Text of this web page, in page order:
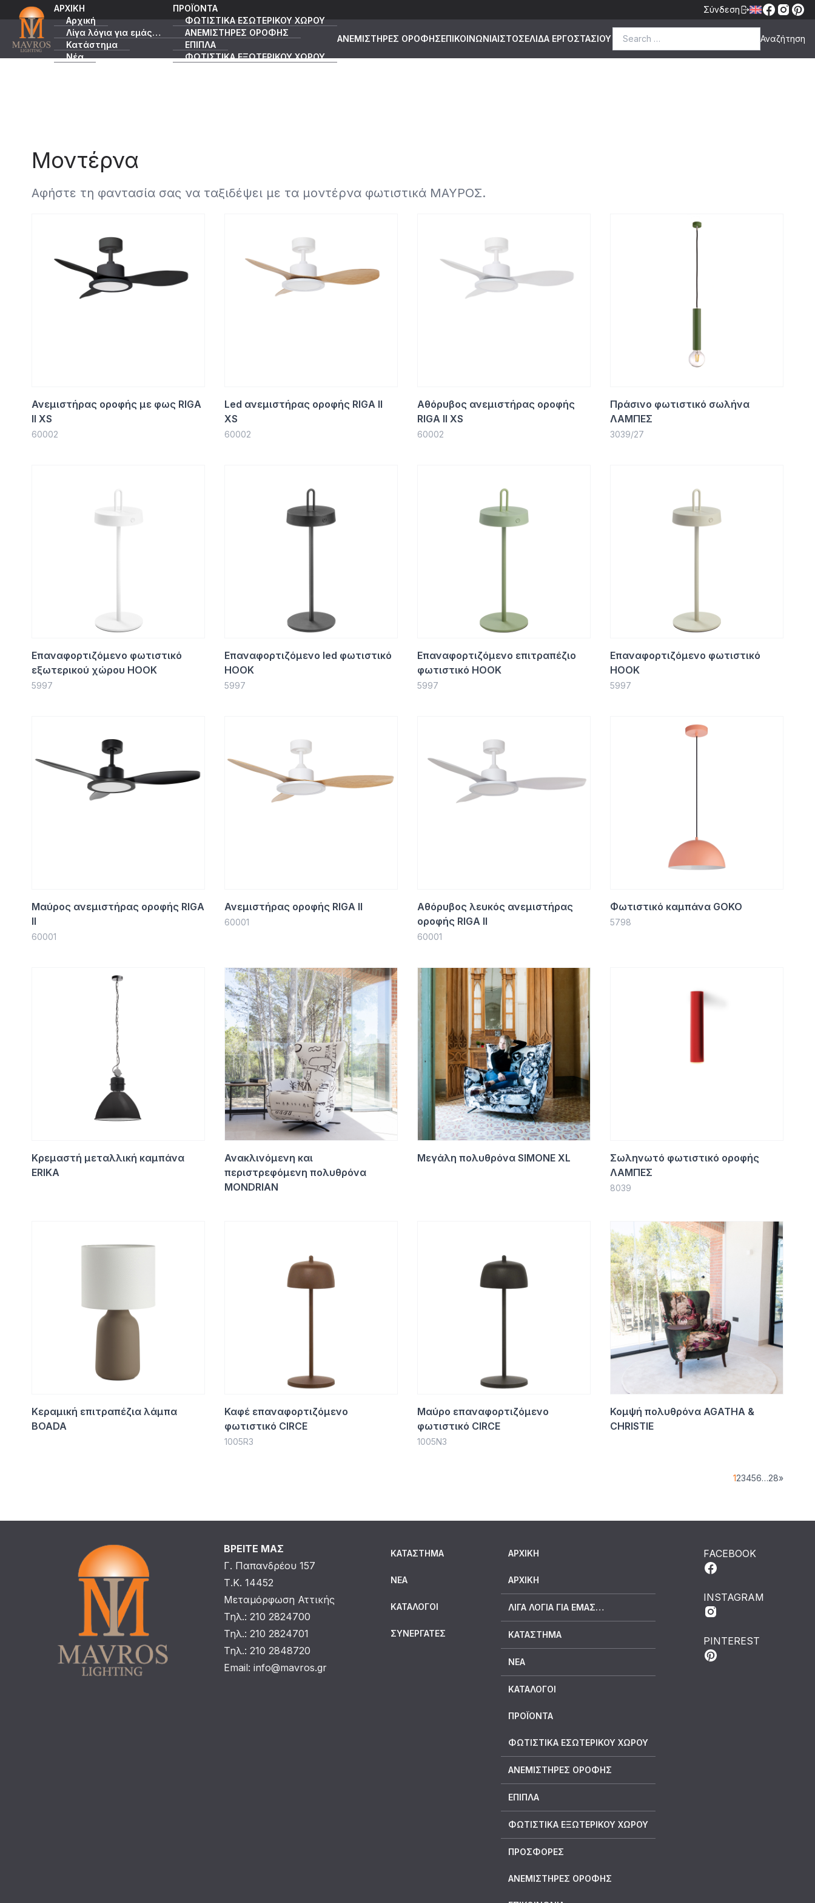
Σύνδεση
ΑΡΧΙΚΗ
Αρχική
Λίγα λόγια για εμάς…
Κατάστημα
Νέα
ΠΡΟΪΟΝΤΑ
ΦΩΤΙΣΤΙΚΑ ΕΣΩΤΕΡΙΚΟΥ ΧΩΡΟΥ
ΑΝΕΜΙΣΤΗΡΕΣ ΟΡΟΦΗΣ
ΕΠΙΠΛΑ
ΦΩΤΙΣΤΙΚΑ ΕΞΩΤΕΡΙΚΟΥ ΧΩΡΟΥ
ΑΝΕΜΙΣΤΗΡΕΣ ΟΡΟΦΗΣΕΠΙΚΟΙΝΩΝΙΑΙΣΤΟΣΕΛΙΔΑ ΕΡΓΟΣΤΑΣΙΟΥ
Μοντέρνα
Αφήστε τη φαντασία σας να ταξιδέψει με τα μοντέρνα φωτιστικά ΜΑΥΡΟΣ.
Ανεμιστήρας οροφής με φως RIGA
II XS
60002
Led ανεμιστήρας οροφής RIGA II
XS
60002
Αθόρυβος ανεμιστήρας οροφής
RIGA II XS
60002
Πράσινο φωτιστικό σωλήνα
ΛΑΜΠΕΣ
3039/27
Επαναφορτιζόμενο φωτιστικό
εξωτερικού χώρου HOOK
5997
Επαναφορτιζόμενο led φωτιστικό
HOOK
5997
Επαναφορτιζόμενο επιτραπέζιο
φωτιστικό HOOK
5997
Επαναφορτιζόμενο φωτιστικό
HOOK
5997
Μαύρος ανεμιστήρας οροφής RIGA
II
60001
Ανεμιστήρας οροφής RIGA II
60001
Αθόρυβος λευκός ανεμιστήρας
οροφής RIGA II
60001
Φωτιστικό καμπάνα GOKO
5798
Κρεμαστή μεταλλική καμπάνα
ERIKA
Ανακλινόμενη και
περιστρεφόμενη πολυθρόνα
MONDRIAN
Μεγάλη πολυθρόνα SIMONE XL
Σωληνωτό φωτιστικό οροφής
ΛΑΜΠΕΣ
8039
Κεραμική επιτραπέζια λάμπα
BOADA
Καφέ επαναφορτιζόμενο
φωτιστικό CIRCE
1005R3
Μαύρο επαναφορτιζόμενο
φωτιστικό CIRCE
1005Ν3
Κομψή πολυθρόνα AGATHA &
CHRISTIE
123456…28»
ΒΡΕΙΤΕ ΜΑΣ
Γ. Παπανδρέου 157
Τ.Κ. 14452
Μεταμόρφωση Αττικής
Τηλ.: 210 2824700
Τηλ.: 210 2824701
Τηλ.: 210 2848720
Email:info@mavros.gr
ΚΑΤΆΣΤΗΜΑ
ΝΈΑ
ΚΑΤΆΛΟΓΟΙ
ΣΥΝΕΡΓΆΤΕΣ
ΑΡΧΙΚΗ
ΑΡΧΙΚΉ
ΛΊΓΑ ΛΌΓΙΑ ΓΙΑ ΕΜΆΣ…
ΚΑΤΆΣΤΗΜΑ
ΝΈΑ
ΚΑΤΆΛΟΓΟΙ
ΠΡΟΪΟΝΤΑ
ΦΩΤΙΣΤΙΚΑ ΕΣΩΤΕΡΙΚΟΥ ΧΩΡΟΥ
ΑΝΕΜΙΣΤΗΡΕΣ ΟΡΟΦΗΣ
ΕΠΙΠΛΑ
ΦΩΤΙΣΤΙΚΑ ΕΞΩΤΕΡΙΚΟΥ ΧΩΡΟΥ
ΠΡΟΣΦΟΡΕΣ
ΑΝΕΜΙΣΤΗΡΕΣ ΟΡΟΦΗΣ
FACEBOOK
INSTAGRAM
PINTEREST